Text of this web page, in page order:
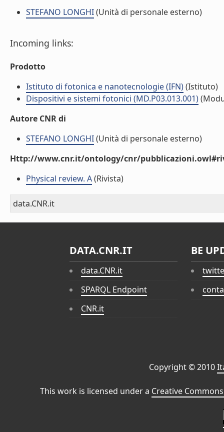
STEFANO LONGHI(Unità di personale esterno)
Incoming links:
Prodotto
Istituto di fotonica e nanotecnologie (IFN)(Istituto)
Dispositivi e sistemi fotonici (MD.P03.013.001)
Autore CNR di
STEFANO LONGHI(Unità di personale esterno)
Http://www.cnr.it/ontology/cnr/
Physical review. A(Rivista)
data.CNR.it
DATA.CNR.IT
data.CNR.it
SPARQL Endpoint
CNR.it
BE
Copyright © 2010
This work is licensed under a Creative